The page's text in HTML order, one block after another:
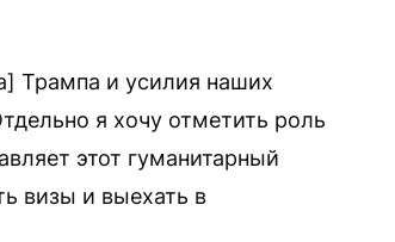
Трампа и усилия наших
я хочу отметить роль
этот гуманитарный
визы и выехать в